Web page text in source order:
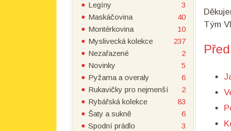
Tým
Legíny
3
Maskáčovina
40
Montérkovina
10
Myslivecká kolekce
237
Nezařazené
2
Novinky
5
Pyžama a overaly
6
Rukavičky pro nejmenší
2
Rybářská kolekce
83
Šaty a sukně
6
Spodní prádlo
3